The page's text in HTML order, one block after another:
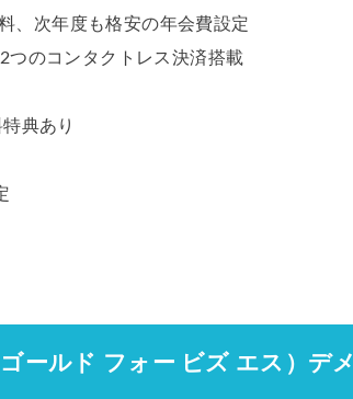
、次年度も格安の年会費設定
つのコンタクトレス決済搭載
典あり
ールド フォー ビズ エス）デメ